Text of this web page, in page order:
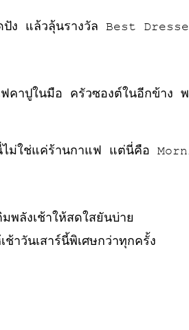
ปัง แล้วลุ้นรางวัล Best
าปูในมือ ครัวซองต์ในอีกข้าง พ
นี่ไม่ใช่แค่ร้านกาแฟ แต่นี่คือ
ลังเช้าให้สดใสยันบ่าย
ช้าวันเสาร์นี้พิเศษกว่าทุกครั้ง